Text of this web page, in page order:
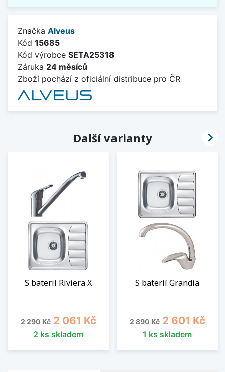
Značka Alveus
Kód 15685
Kód výrobce SETA25318
Záruka 24 měsíců
Zboží pochází z oficiální distribuce pro ČR
Další varianty
S baterií Riviera X
Běžná cena
2 290 Kč Cena
2 061 Kč
2 ks skladem
S baterií Grandia
Běžná cena
2 890 Kč Cena
2 601 Kč
1 ks skladem
